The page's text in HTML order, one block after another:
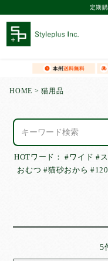
定期
HOME 猫用品
HOTワード： #ワイド #
おむつ #猫砂おから
5